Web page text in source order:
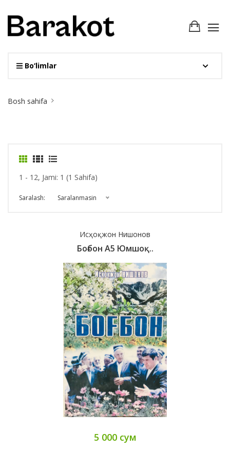
Bo‘limlar
Breadcrumb
Bosh sahifa
1 - 12, Jami: 1 (1 Sahifa)
Saralash: Saralanmasin
Исҳоқжон Нишонов
Боғбон А5 Юмшоқ..
5 000 сум